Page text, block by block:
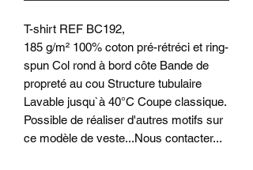
T-shirt REF BC192,
185 g/m² 100% coton pré-rétréci et ring-
spun Col rond à bord côte Bande de
propreté au cou Structure tubulaire
Lavable jusqu`à 40°C Coupe classique.
Possible de réaliser d'autres motifs sur
ce modèle de veste...Nous contacter...